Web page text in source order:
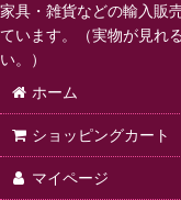
家具・雑貨などの輸入販
ています。（実物が見れ
い。）
ホーム
ショッピングカート
マイページ